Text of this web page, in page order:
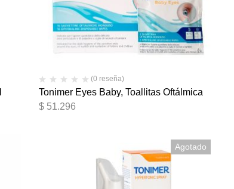
(0 reseña)
Tonimer Eyes Baby, Toallitas Oftálmica
$51.296
Agotado